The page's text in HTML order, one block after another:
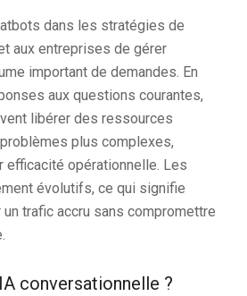
dans les stratégies de
aux entreprises de gérer
important de demandes. En
aux questions courantes,
libérer des ressources
plus complexes,
efficacité opérationnelle. Les
évolutifs, ce qui signifie
trafic accru sans compromettre
conversationnelle ?